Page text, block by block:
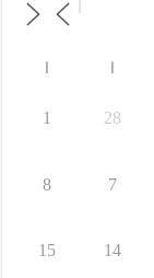
28
1
7
8
14
15